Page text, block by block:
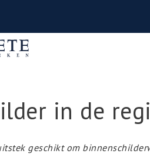
in de
geschikt om